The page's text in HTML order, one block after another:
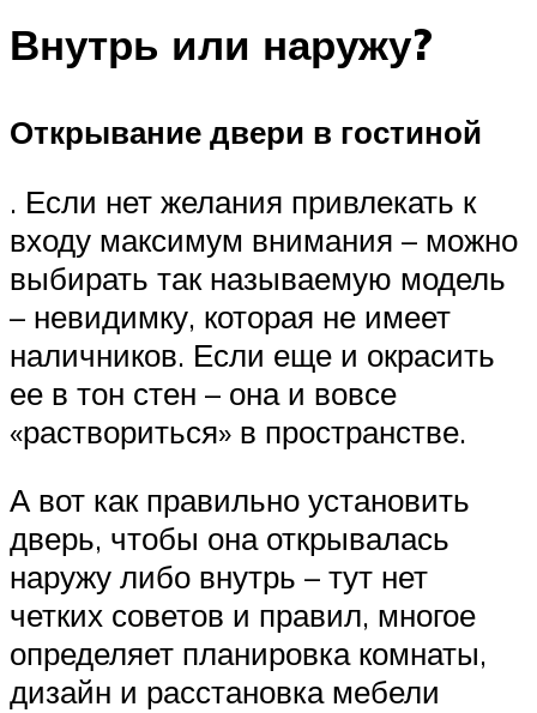
Внутрь или наружу?
Открывание двери в гостиной
. Если нет желания привлекать к
входу максимум внимания – можно
выбирать так называемую модель
– невидимку, которая не имеет
наличников. Если еще и окрасить
ее в тон стен – она и вовсе
«раствориться» в пространстве.
А вот как правильно установить
дверь, чтобы она открывалась
наружу либо внутрь – тут нет
четких советов и правил, многое
определяет планировка комнаты,
дизайн и расстановка мебели